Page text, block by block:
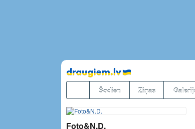
Pāriet
uz
saturu
Šodien Ziņas
Foto&N.D.